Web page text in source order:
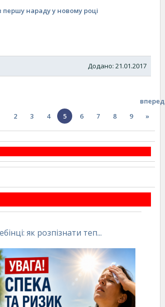
першу нараду у новому році
Додано: 21.01.2017
2 3 4 5 6 7 8 9
вперед
»
як розпізнати теп...